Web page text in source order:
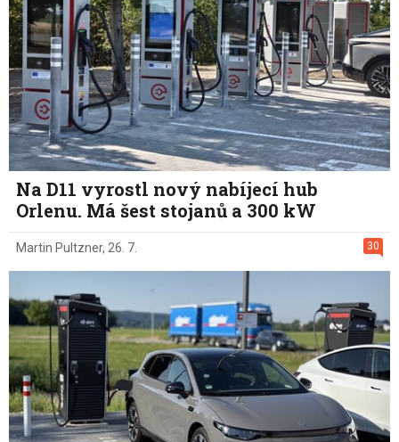
Na D11 vyrostl nový nabíjecí hub
Orlenu. Má šest stojanů a 300 kW
30
Martin Pultzner, 26. 7.